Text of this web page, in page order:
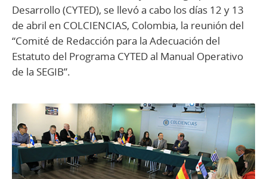
Desarrollo (CYTED), se llevó a cabo los días 12 y 13
de abril en COLCIENCIAS, Colombia, la reunión del
“Comité de Redacción para la Adecuación del
Estatuto del Programa CYTED al Manual Operativo
de la SEGIB”.